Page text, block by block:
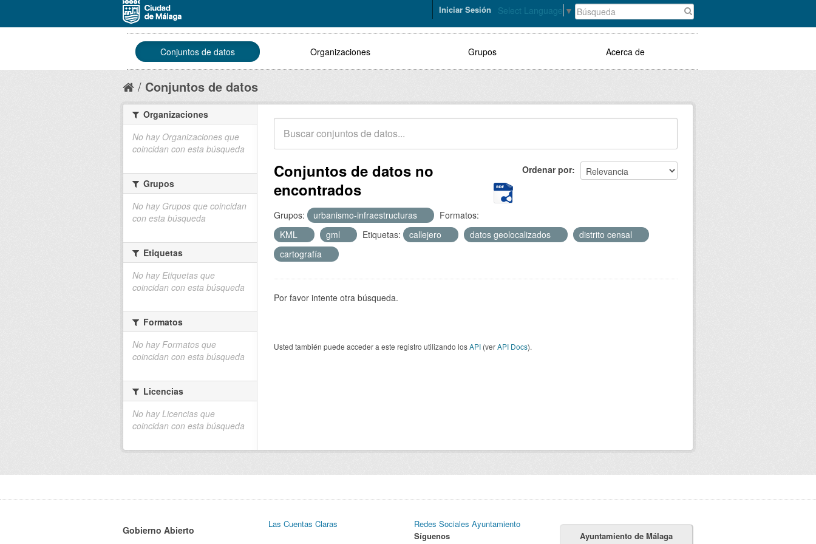
Select Language ▼
Iniciar Sesión
Conjuntos de datos Organizaciones Grupos Acerca de
Conjuntos de datos
Ordenar por
Conjuntos de datos no
encontrados
Grupos: urbanismo-infraestructuras
Formatos:
KML
gml Etiquetas: callejero datos geolocalizados
distrito censal
cartografía
Por favor intente otra búsqueda.
Usted también puede acceder a este registro utilizando losAPI (verAPI Docs).
Organizaciones
No hay Organizaciones que
coincidan con esta búsqueda
Grupos
No hay Grupos que coincidan
con esta búsqueda
Etiquetas
No hay Etiquetas que
coincidan con esta búsqueda
Formatos
No hay Formatos que
coincidan con esta búsqueda
Licencias
No hay Licencias que
coincidan con esta búsqueda
Gobierno Abierto
Las Cuentas Claras
Redes Sociales Ayuntamiento
Síguenos
Ayuntamiento de Málaga